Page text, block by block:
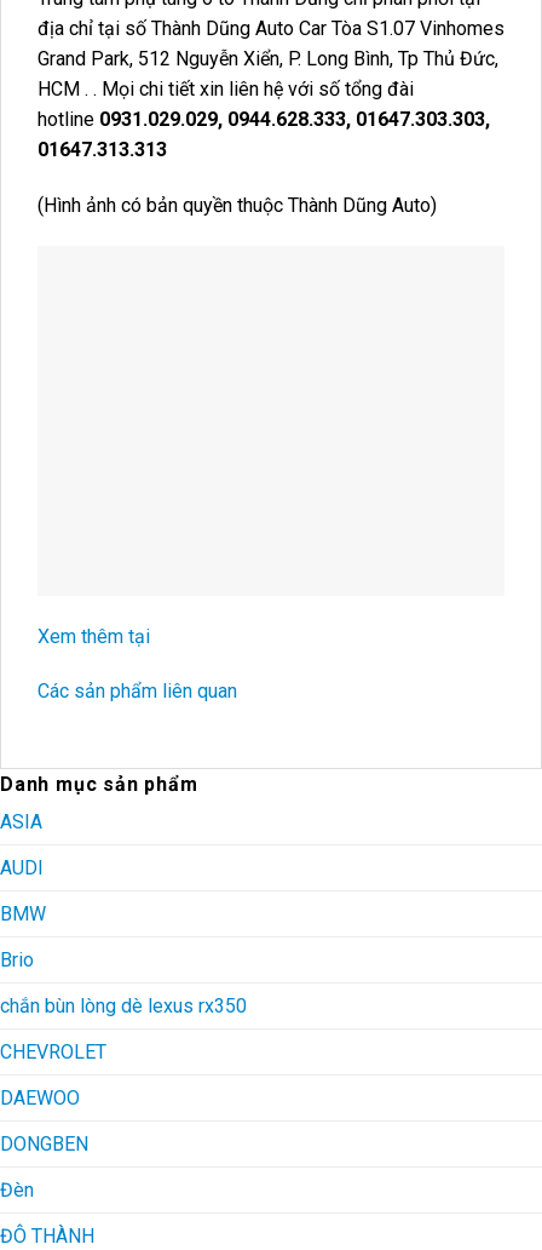
địa chỉ tại số Thành Dũng Auto Car Tòa S1.07 Vinhomes
Grand Park, 512 Nguyễn Xiển, P. Long Bình, Tp Thủ Đức,
HCM . . Mọi chi tiết xin liên hệ với số tổng đài
hotline 0931.029.029, 0944.628.333, 01647.303.303,
01647.313.313
(Hình ảnh có bản quyền thuộc Thành Dũng Auto)
Xem thêm tại
Các sản phẩm liên quan
Danh mục sản phẩm
ASIA
AUDI
BMW
Brio
chắn bùn lòng dè lexus rx350
CHEVROLET
DAEWOO
DONGBEN
Đèn
ĐÔ THÀNH